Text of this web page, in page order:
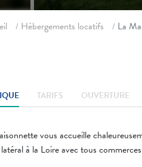
Hébergements locatifs La
TARIFS OUVERTURE
vous accueille
à la Loire avec tous